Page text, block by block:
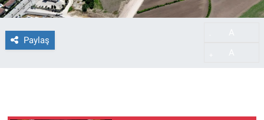
Paylaş